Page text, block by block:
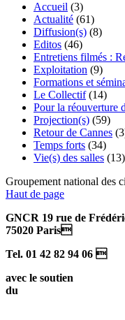
Accueil (3)
Actualité (61)
Diffusion(s) (8)
Editos (46)
Entretiens filmés :
Exploitation (9)
Formations et
Le Collectif(14)
Pour la réouverture
Projection(s) (59)
Retour de Cannes
Temps forts (34)
Vie(s) des salles (13)
Groupement national des
Haut de page
GNCR 19 rue de
75020 Paris
Tel. 01 42 82 94 06 
avec le soutien
du